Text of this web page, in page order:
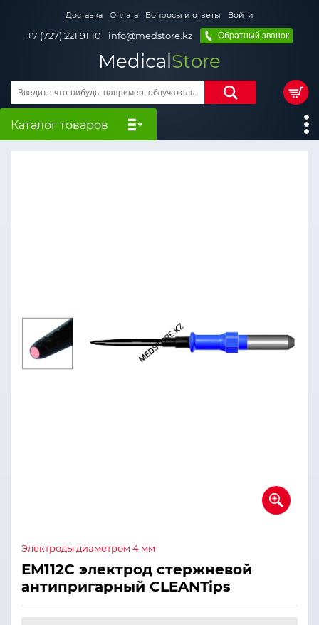
Доставка Оплата Вопросы и ответы Войти
+7 (727) 221 91 10 info@medstore.kz Обратный звонок
MedicalStore
Каталог товаров
Электроды диаметром 4 мм
ЕМ112С электрод стержневой
антипригарный CLEANTips